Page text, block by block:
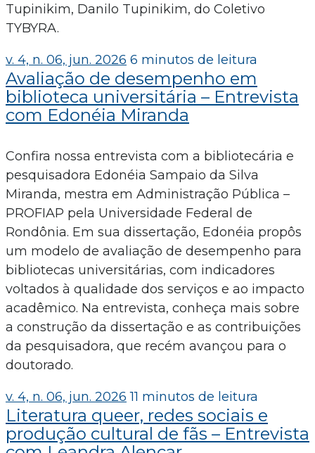
Tupinikim, Danilo Tupinikim, do Coletivo
TYBYRA.
v. 4, n. 06, jun. 2026 6 minutos de leitura
Avaliação de desempenho em
biblioteca universitária – Entrevista
com Edonéia Miranda
Confira nossa entrevista com a bibliotecária e
pesquisadora Edonéia Sampaio da Silva
Miranda, mestra em Administração Pública –
PROFIAP pela Universidade Federal de
Rondônia. Em sua dissertação, Edonéia propôs
um modelo de avaliação de desempenho para
bibliotecas universitárias, com indicadores
voltados à qualidade dos serviços e ao impacto
acadêmico. Na entrevista, conheça mais sobre
a construção da dissertação e as contribuições
da pesquisadora, que recém avançou para o
doutorado.
v. 4, n. 06, jun. 2026 11 minutos de leitura
Literatura queer, redes sociais e
produção cultural de fãs – Entrevista